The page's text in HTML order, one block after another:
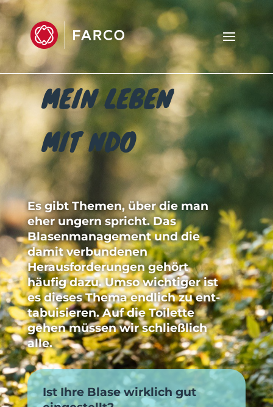
MEIN LEBEN
MIT NDO
Es gibt Themen, über die man
eher ungern spricht. Das
Blasenmanagement und die
damit ver­bundenen
Herausforderungen gehört
häufig dazu. Umso wichtiger ist
es dieses Thema end­lich zu ent­
tabuisieren. Auf die Toilette
gehen müssen wir schließlich
alle.
Ist Ihre Blase wirklich gut